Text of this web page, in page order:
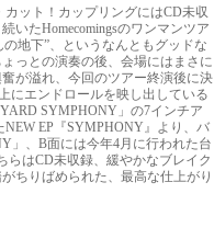
カット！カップリングにはCD未収
いたHomecomingsのワンマンツア
地下”、というなんともグッドな
っとの演奏の後、会場にはまさに
が溢れ、今回のツアー終演後に決
にエンドロールを映し出している
SYMPHONY」の7インチア
EP『SYMPHONY』より、バ
」、B面には今年4月に行われた台
らはCD未収録、緩やかなブレイク
ちりばめられた、最高な仕上がり